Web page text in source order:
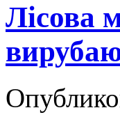
Лісова